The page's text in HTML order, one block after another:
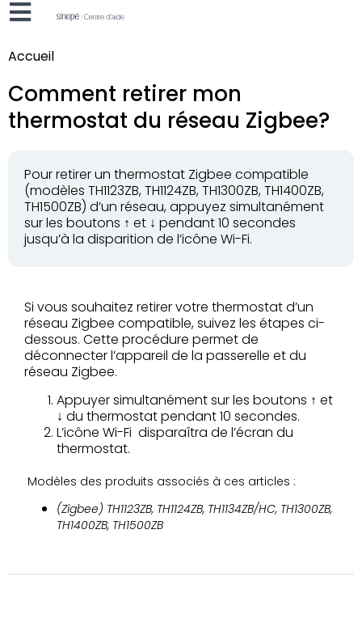
Accueil
Comment retirer mon
thermostat du réseau Zigbee?
Pour retirer un thermostat Zigbee compatible
(modèles TH1123ZB, TH1124ZB, TH1300ZB, TH1400ZB,
TH1500ZB) d’un réseau, appuyez simultanément
sur les boutons ↑ et ↓ pendant 10 secondes
jusqu’à la disparition de l’icône Wi-Fi.
Si vous souhaitez retirer votre thermostat d’un
réseau Zigbee compatible, suivez les étapes ci-
dessous. Cette procédure permet de
déconnecter l’appareil de la passerelle et du
réseau Zigbee.
Appuyer simultanément sur les boutons ↑ et
↓ du thermostat pendant 10 secondes.
L’icône Wi-Fi disparaîtra de l’écran du
thermostat.
Modèles des produits associés à ces articles :
(Zigbee) TH1123ZB, TH1124ZB, TH1134ZB/HC, TH1300ZB,
TH1400ZB, TH1500ZB